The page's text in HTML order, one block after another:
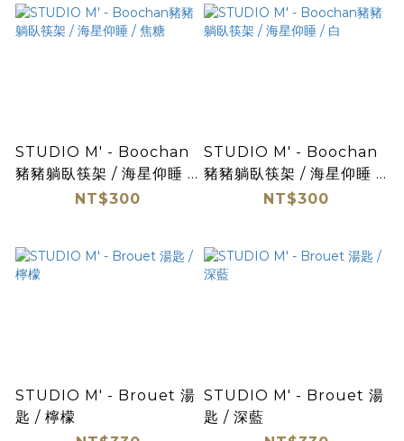
STUDIO M' - Boochan
豬豬躺臥筷架 / 海星仰睡 /
NT$300
STUDIO M' - Boochan
豬豬躺臥筷架 / 海星仰睡 /
NT$300
STUDIO M' - Brouet 湯
匙 / 檸檬
STUDIO M' - Brouet 湯
匙 / 深藍